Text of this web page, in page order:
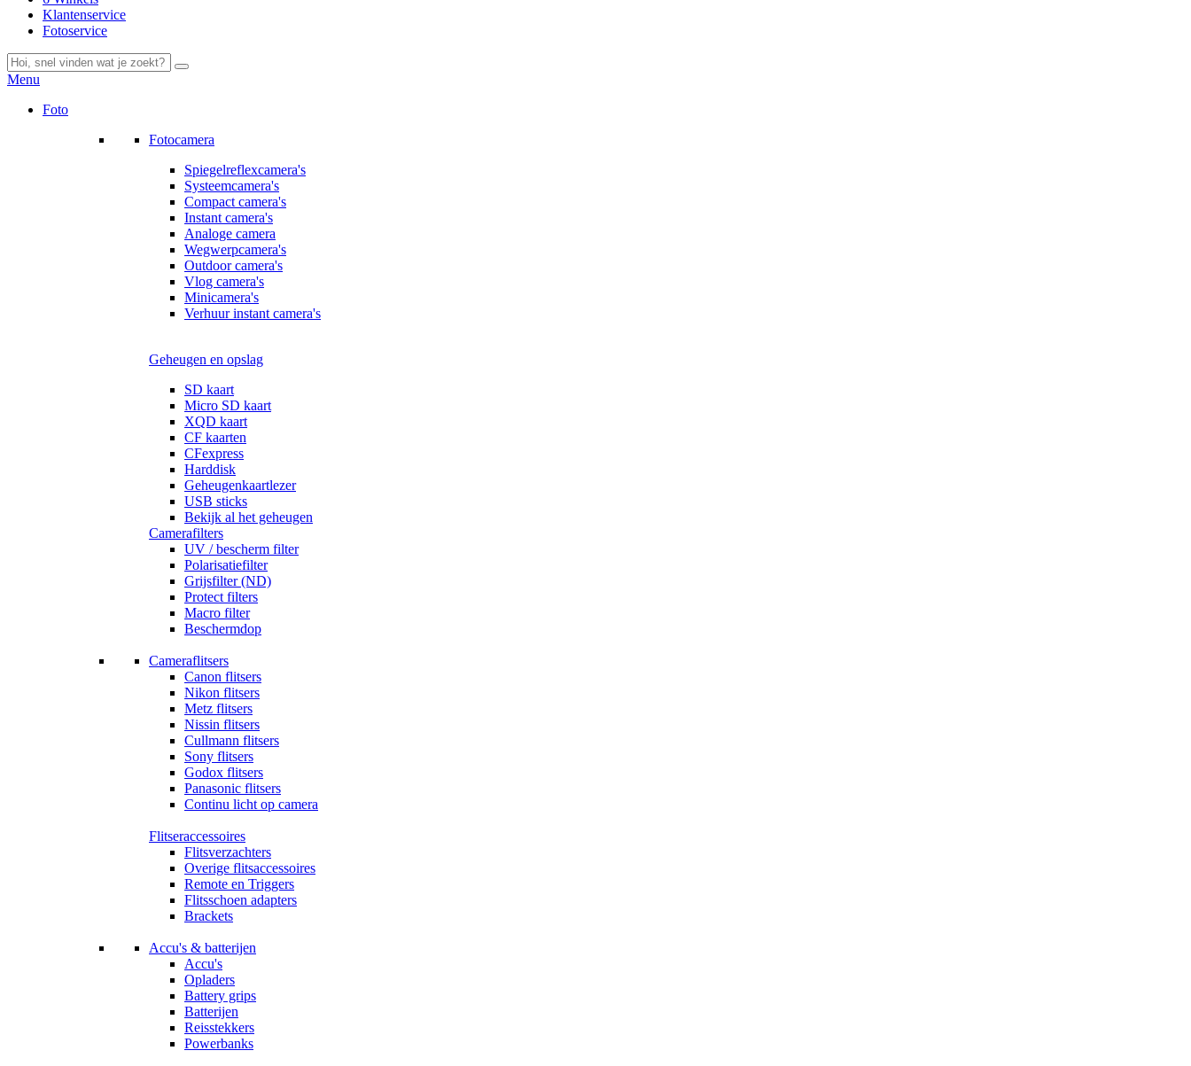
Klantenservice
Fotoservice
Menu
Foto
Fotocamera
Spiegelreflexcamera's
Systeemcamera's
Compact camera's
Instant camera's
Analoge camera
Wegwerpcamera's
Outdoor camera's
Vlog camera's
Minicamera's
Verhuur instant camera's
Geheugen en opslag
SD kaart
Micro SD kaart
XQD kaart
CF kaarten
CFexpress
Harddisk
Geheugenkaartlezer
USB sticks
Bekijk al het geheugen
Camerafilters
UV / bescherm filter
Polarisatiefilter
Grijsfilter (ND)
Protect filters
Macro filter
Beschermdop
Cameraflitsers
Canon flitsers
Nikon flitsers
Metz flitsers
Nissin flitsers
Cullmann flitsers
Sony flitsers
Godox flitsers
Panasonic flitsers
Continu licht op camera
Flitseraccessoires
Flitsverzachters
Overige flitsaccessoires
Remote en Triggers
Flitsschoen adapters
Brackets
Accu's & batterijen
Accu's
Opladers
Battery grips
Batterijen
Reisstekkers
Powerbanks